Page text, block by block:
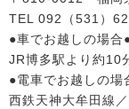
TEL 092（531）
●車でお越しの場合
JR博多駅より約10
●電車でお越しの場
西鉄天神大牟田線